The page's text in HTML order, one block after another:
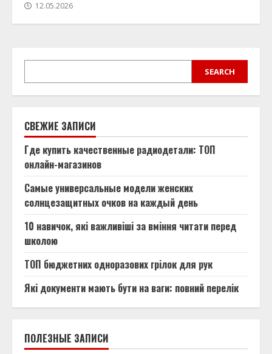
12.05.2026
SEARCH SEARCH
СВЕЖИЕ ЗАПИСИ
Где купить качественные радиодетали: ТОП
онлайн-магазинов
Самые универсальные модели женских
солнцезащитных очков на каждый день
10 навичок, які важливіші за вміння читати перед
школою
ТОП бюджетних одноразових грілок для рук
Які документи мають бути на ваги: повний перелік
ПОЛЕЗНЫЕ ЗАПИСИ